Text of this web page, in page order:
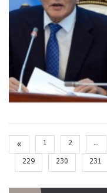
« 1 2 ...
229
230 231